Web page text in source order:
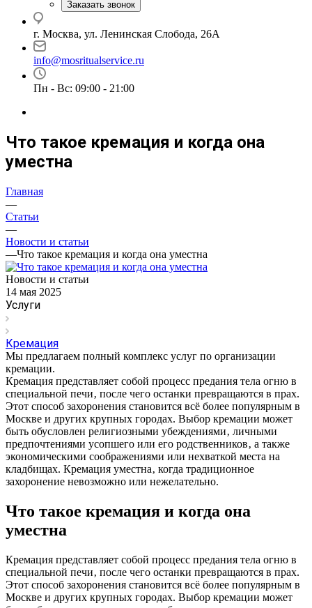
Заказать звонок
г. Москва, ул. Ленинская Слобода, 26А
info@mosritualservice.ru
Пн - Вс: 09:00 - 21:00
Что такое кремация и когда она
уместна
Главная
—
Статьи
—
Новости и статьи
—Что такое кремация и когда она уместна
Новости и статьи
14 мая 2025
Услуги
Кремация
Мы предлагаем полный комплекс услуг по организации
кремации.
Кремация представляет собой процесс предания тела огню в
специальной печи‚ после чего останки превращаются в прах.
Этот способ захоронения становится всё более популярным в
Москве и других крупных городах. Выбор кремации может
быть обусловлен религиозными убеждениями‚ личными
предпочтениями усопшего или его родственников‚ а также
экономическими соображениями или нехваткой места на
кладбищах. Кремация уместна‚ когда традиционное
захоронение невозможно или нежелательно.
Что такое кремация и когда она
уместна
Кремация представляет собой процесс предания тела огню в
специальной печи‚ после чего останки превращаются в прах.
Этот способ захоронения становится всё более популярным в
Москве и других крупных городах. Выбор кремации может